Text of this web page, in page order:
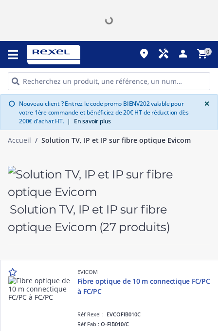
place handyman person shopping_cart0
info Nouveau client ? Entrez le code promo BIENV202 valable pour
votre 1ère commande et bénéficiez de 20€ HT de réduction dès
200€ d'achat HT. | En savoir plus
×
Accueil Solution TV, IP et IP sur fibre optique Evicom
Solution TV, IP et IP sur fibre
optique Evicom (27 produits)
EVICOM
Fibre optique de 10 m connectique FC/PC
à FC/PC
Réf Rexel : EVCOFIB010C
Réf Fab :O-FIB010/C